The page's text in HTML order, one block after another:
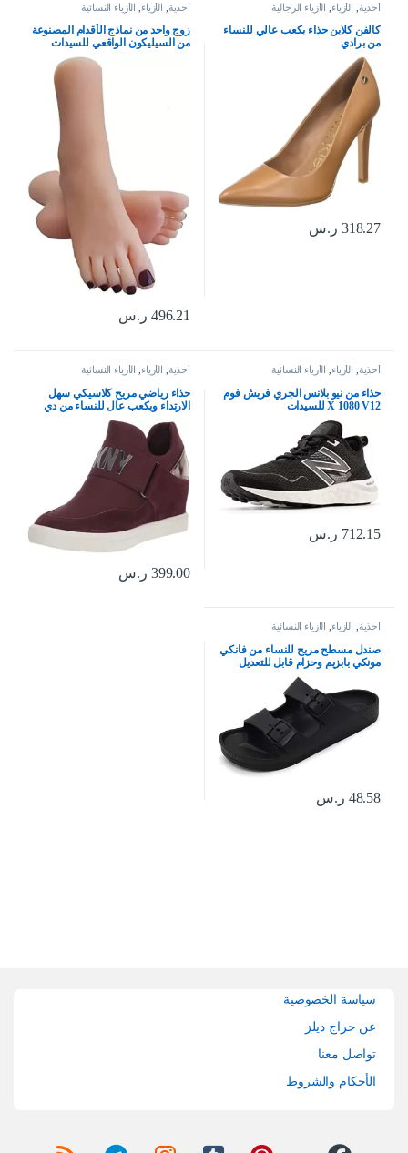
أحذية الأزياء الأزياء الرجالية
كالفن كلاين حذاء بكعب عالي للنساء
من برادي
318.27 ر.س
أحذية الأزياء الأزياء النسائية
زوج واحد من نماذج الأقدام المصنوعة
من السيليكون الواقعي للسيدات
البالغات لعرض صنادل المجوهرات
والرسم الفني (أظافر بورجوندي)،
496.21 ر.س
أحذية الأزياء الأزياء النسائية
حذاء من نيو بلانس الجري فريش فوم
X 1080 V12 للسيدات
712.15 ر.س
أحذية الأزياء الأزياء النسائية
حذاء رياضي مريح كلاسيكي سهل
الارتداء وبكعب عال للنساء من دي
399.00 ر.س
أحذية, الأزياء, الأزياء النسائية
صندل مسطح مريح للنساء من فانكي
مونكي بابزيم وحزام قابل للتعديل
48.58 ر.س
سياسة الخصوصية
عن حراج ديلز
تواصل معنا
الأحكام والشروط